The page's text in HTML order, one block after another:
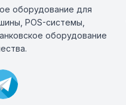
оборудование для
POS-системы,
оборудование